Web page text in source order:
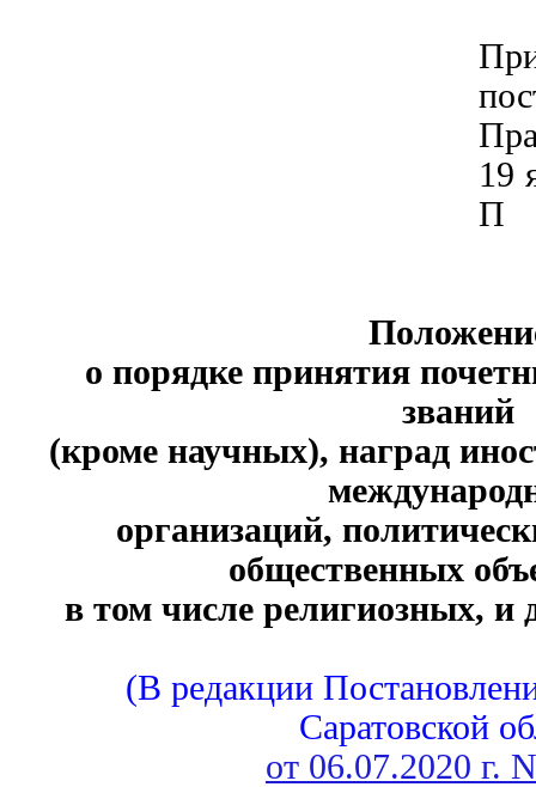
19
П
о порядке принятия
званий
(кроме научных), наград
организаций,
общественных
в том числе религиозных, и
(В редакции
Саратовской
от 06.07.2020 г. N